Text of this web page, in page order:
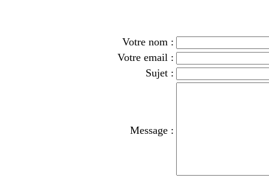
Votre nom :
Votre email :
Sujet :
Message :